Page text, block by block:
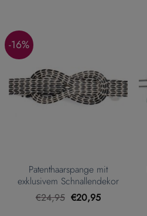
-16%
Patenthaarspange mit
exklusivem Schnallendekor
€24,95 Ursprünglicher
Preis
€20,95Aktueller